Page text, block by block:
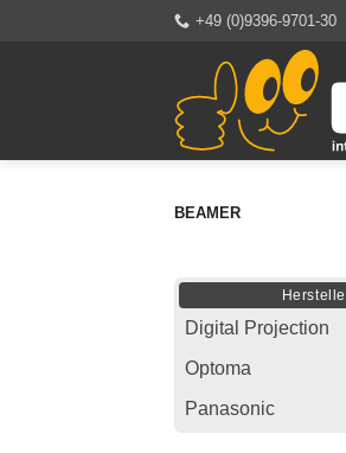
+49 (0)9396-9701-30
BEAMER
Digital Projection
Optoma
Panasonic